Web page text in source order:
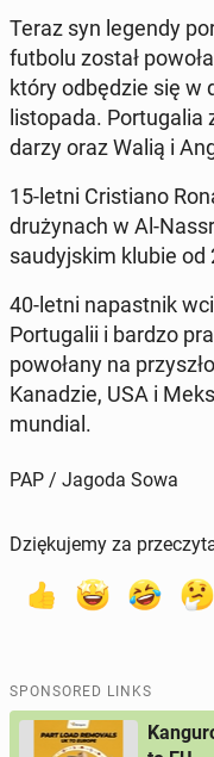
Teraz syn legendy
futbolu został
który odbędzie się w
listopa­da.
darzy oraz Walią i
15-letni Cris­tiano
druży­nach w Al-
saudyjskim klubie od
40-letni na­past­nik
Por­tu­galii i bardzo
powołany na
Kanadzie, USA i
mundial.
PAP / Jagoda Sowa
Dziękujemy za
SPONSORED LINKS